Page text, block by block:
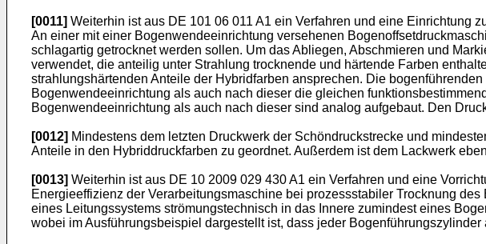
[0011] Weiterhin ist aus DE 101 06 011 A1 ein Verfahren und eine Einrichtung
An einer mit einer Bogenwendeeinrichtung versehenen
schlagartig getrocknet werden sollen. Um das Abliegen, Abschmieren und
verwendet, die anteilig unter Strahlung trocknende und härtende Farben
strahlungshärtenden Anteile der Hybridfarben ansprechen. Die
Bogenwendeeinrichtung als auch nach dieser die gleichen
Bogenwendeeinrichtung als auch nach dieser sind analog aufgebaut. Den
[0012] Mindestens dem letzten Druckwerk der Schöndruckstrecke und
Anteile in den Hybriddruckfarben zu geordnet. Außerdem ist dem Lackwerk
[0013] Weiterhin ist aus DE 10 2009 029 430 A1 ein Verfahren und eine
Energieeffizienz der Verarbeitungsmaschine bei prozessstabiler Trocknung
eines Leitungssystems strömungstechnisch in das Innere zumindest eines
wobei im Ausführungsbeispiel dargestellt ist, dass jeder Bogenführungszylinder